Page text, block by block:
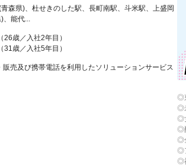
森県)、杜せきのした駅、長町南駅、斗米駅、上盛岡
、能代...
歳／入社2年目）
歳／入社5年目）
販売及び携帯電話を利用したソリューションサービス
◎
◎
◎
◎
◎
◎
◎